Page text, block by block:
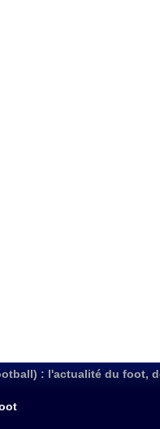
: l'actualité du foot,